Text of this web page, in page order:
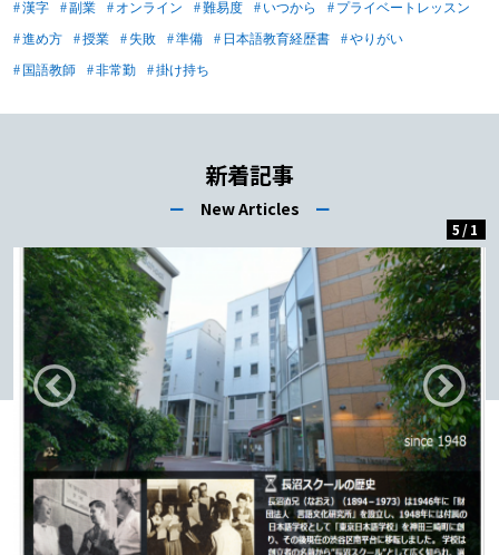
れる志望動機の答え方6】大きな声で
ハキハキと話す 【日本語教師を目指
を盛り込む 日本語教師を目指す未経
文 【日本語教師を目指す未経験者必
見｜面接で志望動機を伝える際の注意
点1】例文の通りに言う 【日本語教師
を目指す未経験者必見｜面接で志望動
機を伝える際の注意点2】待遇に関す
る内容は避ける 【日本語教師を目指
す未経験者必見｜面接で志望動機を伝
える際の注意点3】職場を学校と勘違
いしている内容は避ける 日本語教師
を目指す未経験者必見｜面接で志望動
機を伝える自信のない方へ まとめ
日本語教師を目指す未経験者必見｜面
接で評価される志望動機の答え方を紹
介する前に まずは、志望動機につい
て説明します。志望動機とは、応募先
漢字
副業 オンライン 難易度 いつから
プライベートレッスン
進め方
授業 失敗 準備 日本語教育経歴書
やりがい
国語教師
非常勤 掛け持ち
新着記事
ー New Articles ー
5 /1